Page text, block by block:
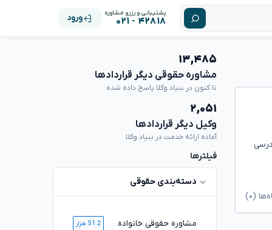
پشتیبانی و رزرو مشاوره
۴۲۸۱۸ - ۰۲۱ ورود
(۰)
۱۳,۴۸۵
مشاوره حقوقی دیگر قراردادها
تا کنون در بنیاد وکلا پاسخ داده شده
۲,۰۵۱
وکیل دیگر قراردادها
آماده ارائه خدمت در بنیاد وکلا
فیلترها
دسته‌بندی حقوقی
مشاوره حقوقی خانواده 51.2 هزار